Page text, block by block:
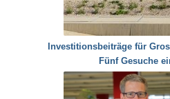
Investitionsbeiträge für
Fünf Gesuche